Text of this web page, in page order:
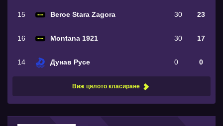
15 Beroe Stara Zagora 30 23
16 Montana 1921 30 17
14 Дунав Русе 0 0
Виж цялото класиране